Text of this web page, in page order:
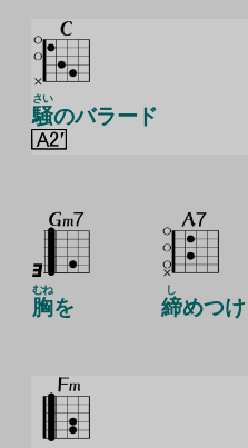
騒
さい
のバラード
胸
むね
を 締
し
めつけ